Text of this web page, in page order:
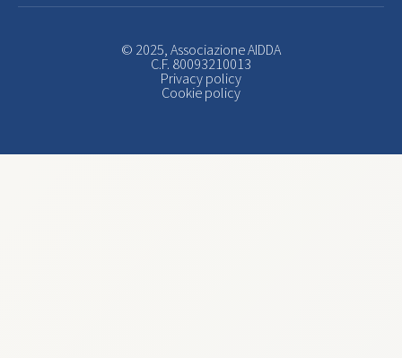
© 2025, Associazione AIDDA
C.F. 80093210013
Privacy policy
Cookie policy